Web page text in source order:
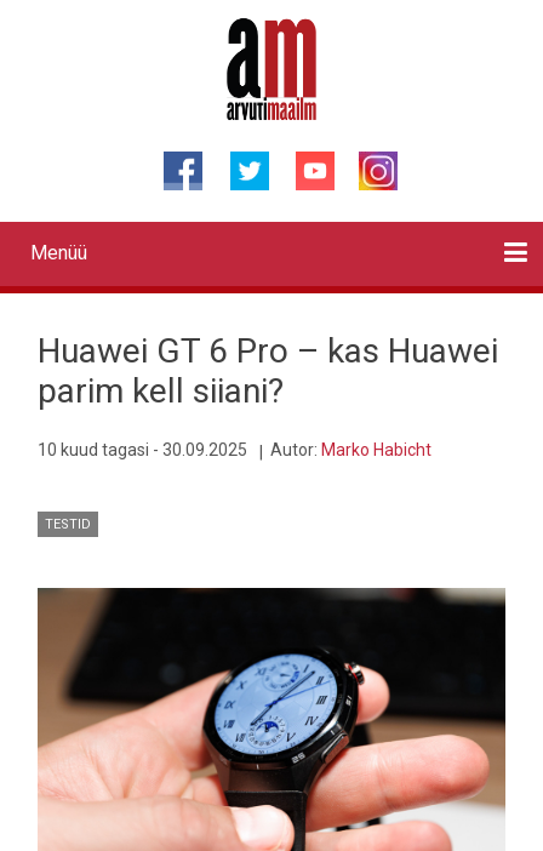
Primary
links
Menüü
Huawei GT 6 Pro – kas Huawei
parim kell siiani?
10 kuud tagasi - 30.09.2025 Autor: Marko Habicht
TESTID